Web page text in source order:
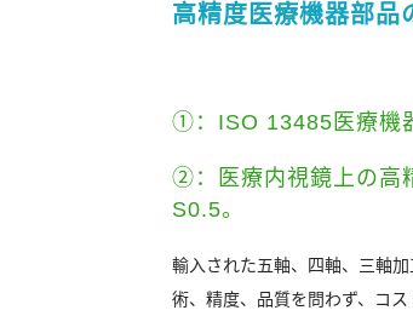
高精度医療機器部品
①： ISO 13485 医療機
② ：
医療内視鏡上の
S0.5。
輸入された五軸、四軸、三軸
術、精度、品質を問わず、コ